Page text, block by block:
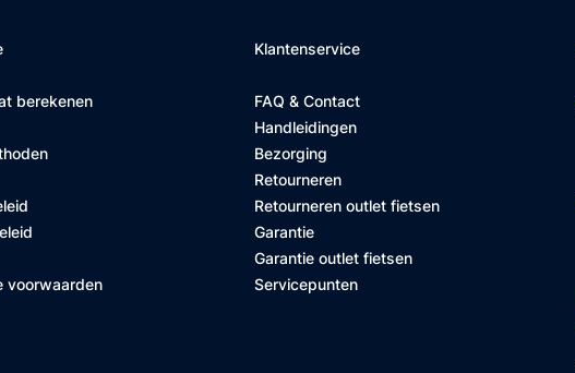
berekenen
voorwaarden
Klantenservice
FAQ & Contact
Handleidingen
Bezorging
Retourneren
Retourneren outlet fietsen
Garantie
Garantie outlet fietsen
Servicepunten